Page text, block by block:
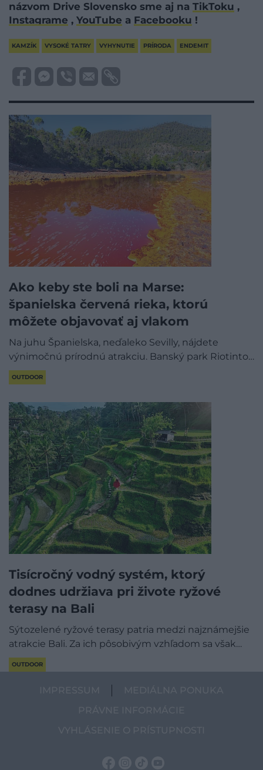
názvom Drive Slovensko sme aj na TikToku ,
Instagrame , YouTube a Facebooku !
KAMZÍK VYSOKÉ TATRY VYHYNUTIE PRÍRODA ENDEMIT
Ako keby ste boli na Marse:
španielska červená rieka, ktorú
môžete objavovať aj vlakom
Na juhu Španielska, neďaleko Sevilly, nájdete
výnimočnú prírodnú atrakciu. Banský park Riotinto…
OUTDOOR
Tisícročný vodný systém, ktorý
dodnes udržiava pri živote ryžové
terasy na Bali
Sýtozelené ryžové terasy patria medzi najznámejšie
atrakcie Bali. Za ich pôsobivým vzhľadom sa však…
OUTDOOR